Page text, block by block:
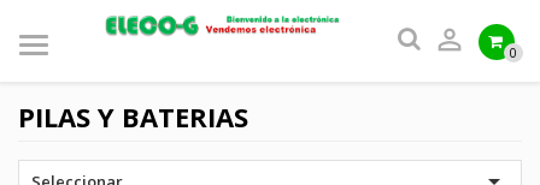
 0
PILAS Y BATERIAS